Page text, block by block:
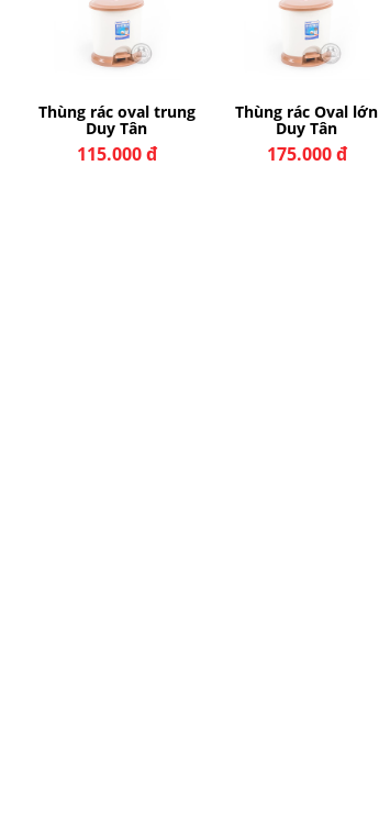
Thùng rác oval trung
Duy Tân
115.000 đ
Thùng rác Oval lớn
Duy Tân
175.000 đ